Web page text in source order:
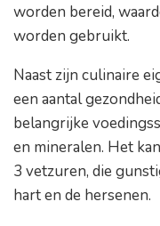
worden bereid,
worden gebruikt.
Naast zijn culinaire
een aantal
belangrijke
en mineralen. Het
3 vetzuren, die
hart en de hersenen.